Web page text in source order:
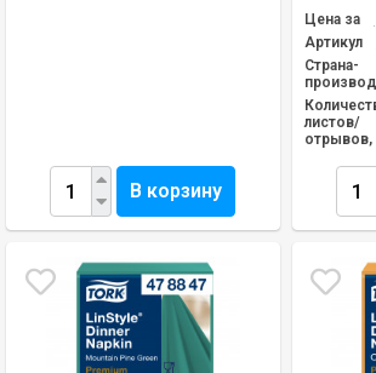
В корзину
Цена за
Артикул
Страна-
листов/
отрывов,